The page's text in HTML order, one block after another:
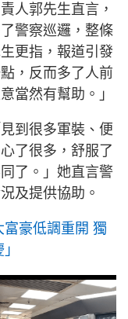
人郭先生直言，
警察巡邏，整條
更指，報道引發
，反而多了人前
當然有幫助。」
到很多軍裝、便
了很多，舒服了
了。」她直言警
及提供協助。
豪低調重開 獨